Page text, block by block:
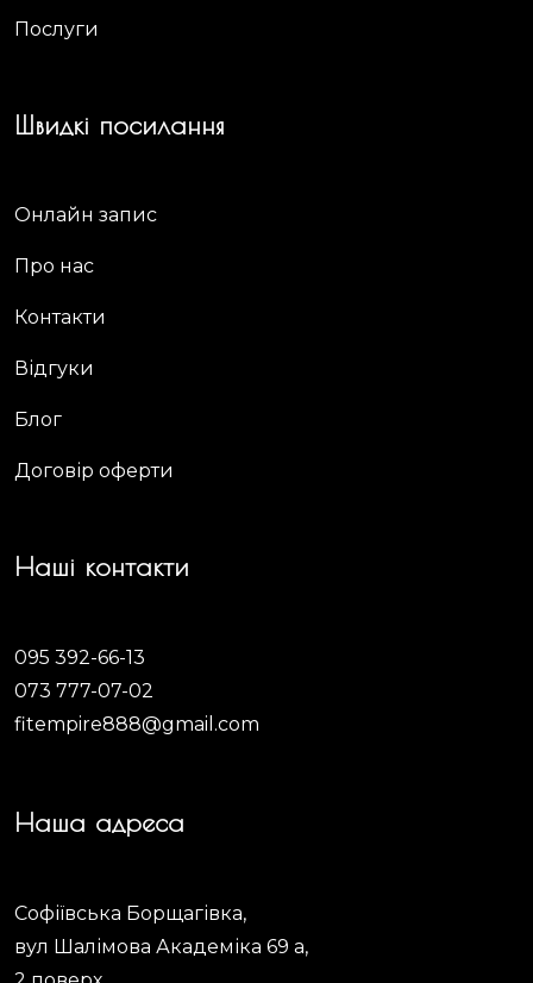
Послуги
Швидкі посилання
Онлайн запис
Про нас
Контакти
Відгуки
Блог
Договір оферти
Наші контакти
095 392-66-13
073 777-07-02
fitempire888@gmail.com
Наша адреса
Софіївська Борщагівка,
вул Шалімова Академіка 69 а,